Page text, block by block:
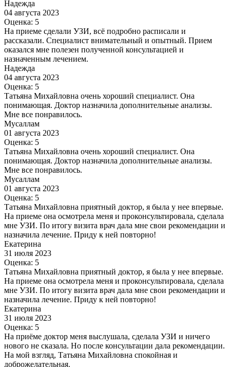
Надежда
04 августа 2023
Оценка: 5
На приеме сделали УЗИ, всё подробно расписали и
рассказали. Специалист внимательный и опытный. Прием
оказался мне полезен полученной консультацией и
назначенным лечением.
Надежда
04 августа 2023
Оценка: 5
Татьяна Михайловна очень хороший специалист. Она
понимающая. Доктор назначила дополнительные анализы.
Мне все понравилось.
Мусаллам
01 августа 2023
Оценка: 5
Татьяна Михайловна очень хороший специалист. Она
понимающая. Доктор назначила дополнительные анализы.
Мне все понравилось.
Мусаллам
01 августа 2023
Оценка: 5
Татьяна Михайловна приятный доктор, я была у нее впервые.
На приеме она осмотрела меня и проконсультировала, сделала
мне УЗИ. По итогу визита врач дала мне свои рекомендации и
назначила лечение. Приду к ней повторно!
Екатерина
31 июля 2023
Оценка: 5
Татьяна Михайловна приятный доктор, я была у нее впервые.
На приеме она осмотрела меня и проконсультировала, сделала
мне УЗИ. По итогу визита врач дала мне свои рекомендации и
назначила лечение. Приду к ней повторно!
Екатерина
31 июля 2023
Оценка: 5
На приёме доктор меня выслушала, сделала УЗИ и ничего
нового не сказала. Но после консультации дала рекомендации.
На мой взгляд, Татьяна Михайловна спокойная и
доброжелательная.